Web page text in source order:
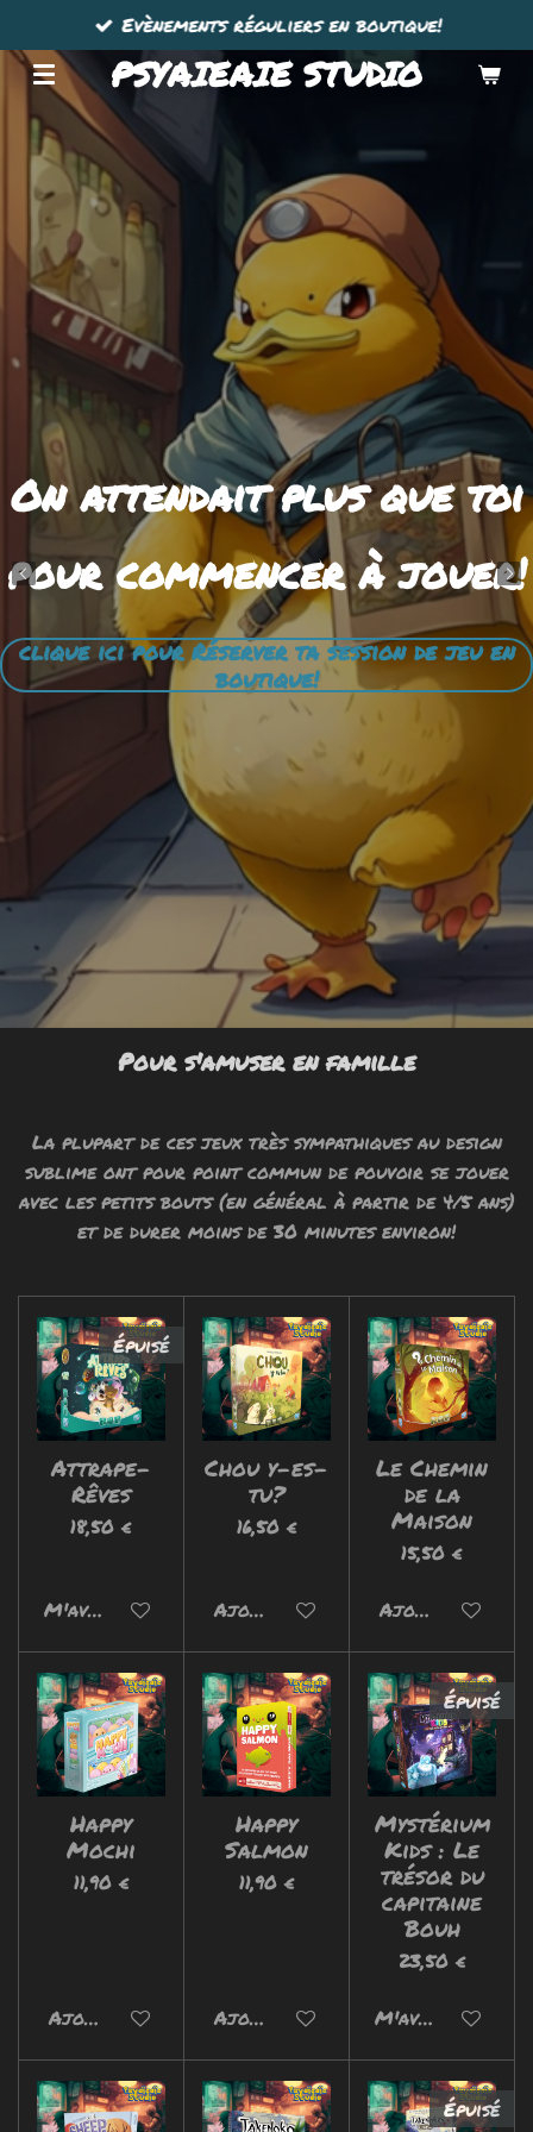
au
contenu
principal
PSYAIEAIE STUDIO
Evènements réguliers en boutique!
On attendait plus que toi
pour commencer à jouer!
clique ici pour Réserver ta session de jeu en
boutique!
Pour s'amuser en famille
La plupart de ces jeux très sympathiques au design
sublime ont pour point commun de pouvoir se jouer
avec les petits bouts (en général à partir de 4/5 ans)
et de durer moins de 30 minutes environ!
Épuisé
Attrape-
Rêves
18,50 €
M'avertir si disponible
Chou y-es-
tu?
16,50 €
Ajouter au panier
Le Chemin
de la
Maison
15,50 €
Ajouter au
Happy
Mochi
11,90 €
Ajouter au panier
Happy
Salmon
11,90 €
Ajouter au panier
Épuisé
Mystérium
Kids : Le
trésor du
capitaine
Bouh
23,50 €
M'avertir si
Épuisé